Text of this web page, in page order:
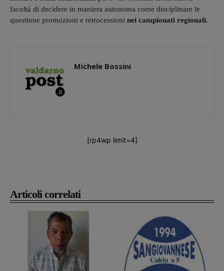
Articoli correlati
facoltà di decidere in maniera autonoma come disciplinare le
questione promozioni e retrocessioni nei campionati regionali.
Michele Bossini
[rp4wp limit=4]